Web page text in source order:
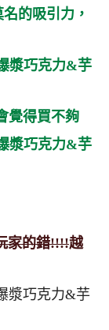
的吸引力，
覺得買不夠
家的錯!!!!越